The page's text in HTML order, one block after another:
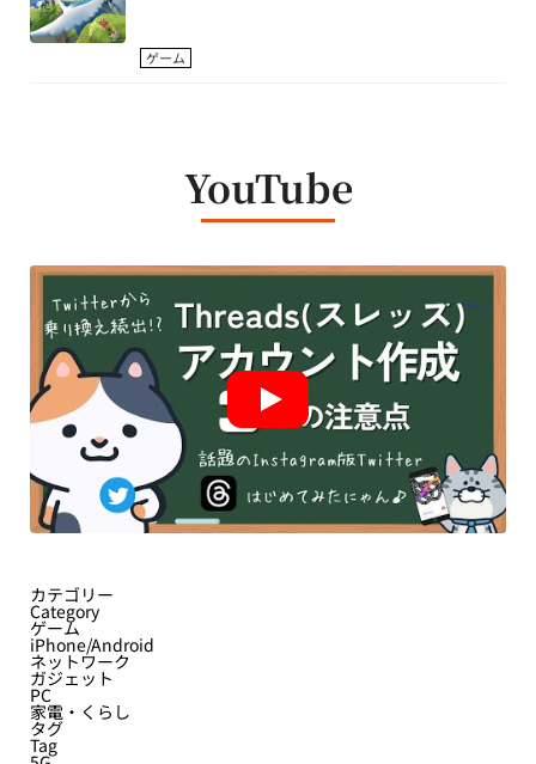
ゲーム
YouTube
カテゴリー
Category
ゲーム
iPhone/Android
ネットワーク
ガジェット
PC
家電・くらし
タグ
Tag